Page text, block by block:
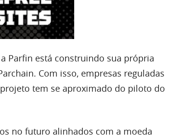
Parfin está construindo sua própria
Com isso, empresas reguladas
tem se aproximado do piloto do
no futuro alinhados com a moeda